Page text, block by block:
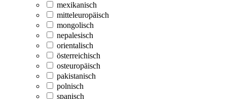
mexikanisch
mitteleuropäisch
mongolisch
nepalesisch
orientalisch
österreichisch
osteuropäisch
pakistanisch
polnisch
spanisch